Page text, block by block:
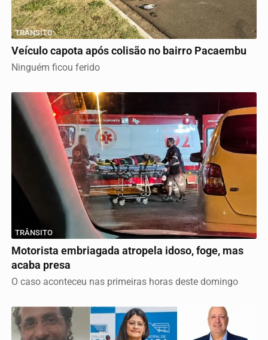
TRÂNSITO
Veículo capota após colisão no bairro Pacaembu
Ninguém ficou ferido
TRÂNSITO
Motorista embriagada atropela idoso, foge, mas
acaba presa
O caso aconteceu nas primeiras horas deste domingo